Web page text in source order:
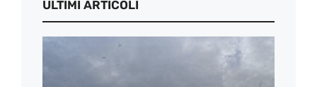
ULTIMI ARTICOLI